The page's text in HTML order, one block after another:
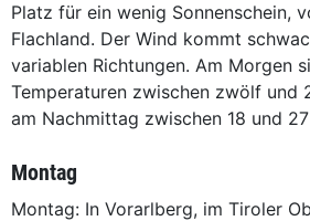
Platz für ein wenig Sonnenschein,
Flachland. Der Wind kommt
variablen Richtungen. Am Morgen
Temperaturen zwischen zwölf und
am Nachmittag zwischen 18 und
Montag
Montag: In Vorarlberg, im Tiroler